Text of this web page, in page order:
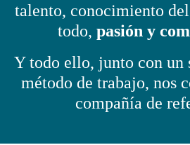
talento, conocimiento
todo, pasión y
Y todo ello, junto con un
método de trabajo, nos
compañía de